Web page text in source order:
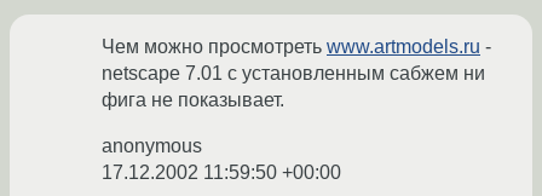
Чем можно просмотреть www.artmodels.ru -
netscape 7.01 с установленным сабжем ни
фига не показывает.
anonymous
17.12.2002 11:59:50 +00:00